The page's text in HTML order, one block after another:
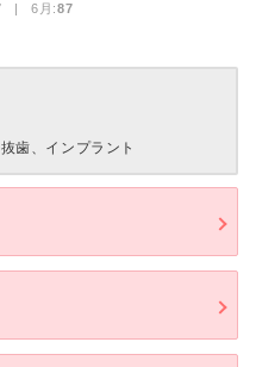
| 6月:87
歯、インプラント